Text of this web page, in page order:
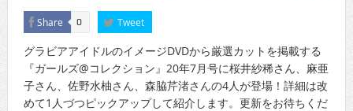
Share 0 Tweet
グラビアアイドルのイメージDVDから厳選カットを掲載する
『ガールズ@コレクション』20年7月号に桜井紗稀さん、麻亜
子さん、佐野水柚さん、森脇芹渚さんの4人が登場！詳細は改
めて1人づつピックアップして紹介します。更新をお待ちくだ